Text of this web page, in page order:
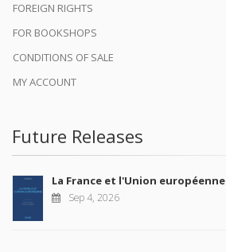
FOREIGN RIGHTS
FOR BOOKSHOPS
CONDITIONS OF SALE
MY ACCOUNT
Future Releases
La France et l'Union européenne
Sep 4, 2026